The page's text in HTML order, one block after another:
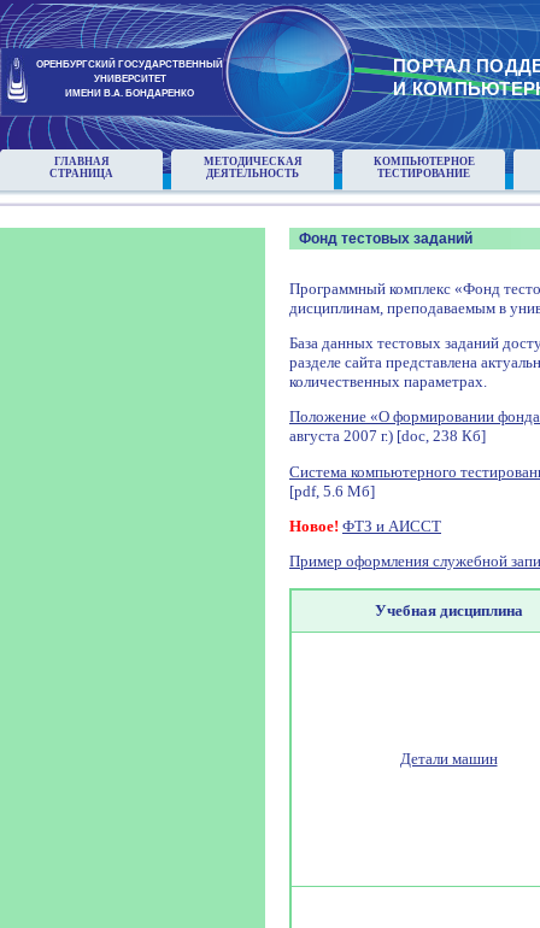
ОРЕНБУРГСКИЙ ГОСУДАРСТВЕННЫЙ
УНИВЕРСИТЕТ
ИМЕНИ В.А. БОНДАРЕНКО
ПОРТАЛ
И
ГЛАВНАЯ
СТРАНИЦА
МЕТОДИЧЕСКАЯ
ДЕЯТЕЛЬНОСТЬ
КОМПЬЮТЕРНОЕ
ТЕСТИРОВАНИЕ
Фонд тестовых заданий
Программный комплекс «Фонд
дисциплинам, преподаваемым в
База данных тестовых заданий
разделе сайта представлена
количественных параметрах.
Положение «О формировании фонда
августа 2007 г.) [doc, 238 Кб]
Система компьютерного
[pdf, 5.6 Мб]
Новое! ФТЗ и АИССТ
Пример оформления служебной
Учебная дисциплина
Детали машин